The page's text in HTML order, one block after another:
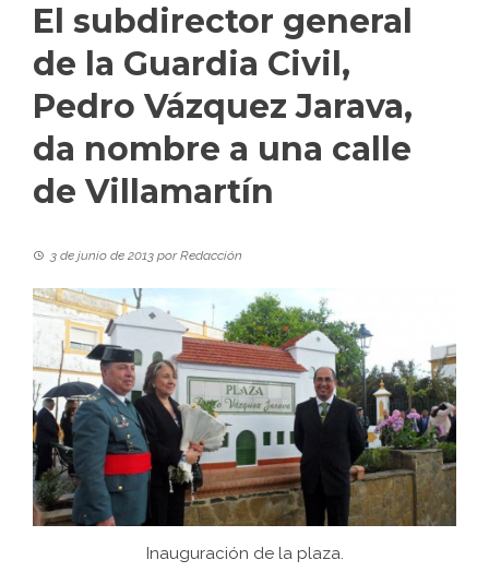
El subdirector general
de la Guardia Civil,
Pedro Vázquez Jarava,
da nombre a una calle
de Villamartín
3 de junio de 2013 porRedacción
Inauguración de la plaza.